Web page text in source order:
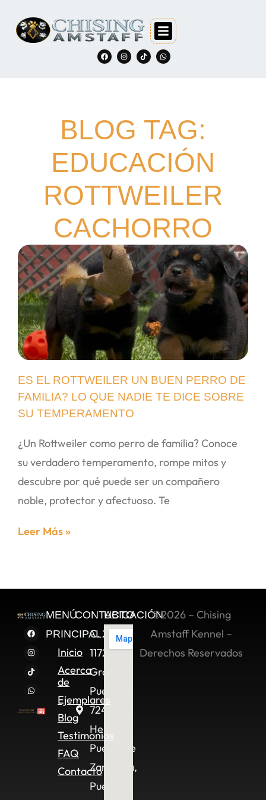
BLOG TAG:
EDUCACIÓN
ROTTWEILER
CACHORRO
ES EL ROTTWEILER UN BUEN PERRO DE
FAMILIA? LO QUE NADIE TE DICE SOBRE
SU TEMPERAMENTO
¿Un Rottweiler como perro de familia? Conoce
su verdadero temperamento, rompe mitos y
descubre por qué puede ser un compañero
noble, protector y afectuoso. Te
Leer Más »
MENÚ
PRINCIPAL
Inicio
Acerca
de
Ejemplares
Blog
Testimonios
FAQ
Contacto
CONTACTO
C. 2 Sur
11722,
Granjas
Puebla,
72490
Heroica
Puebla de
Zaragoza,
Pue.
UBICACIÓN©2026 – Chising
Amstaff Kennel –
Derechos Reservados